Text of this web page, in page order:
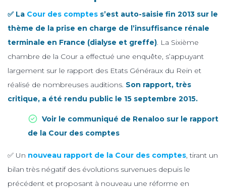
✅ La Cour des comptes s’est auto-saisie fin 2013 sur le
thème de la prise en charge de l’insuffisance rénale
terminale en France (dialyse et greffe). La Sixième
chambre de la Cour a effectué une enquête, s’appuyant
largement sur le rapport des Etats Généraux du Rein et
réalisé de nombreuses auditions. Son rapport, très
critique, a été rendu public le 15 septembre 2015.
Voir le communiqué de Renaloo sur le rapport
de la Cour des comptes
✅ Un nouveau rapport de la Cour des comptes, tirant un
bilan très négatif des évolutions survenues depuis le
précédent et proposant à nouveau une réforme en